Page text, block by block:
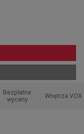
Bezpłatne
wyceny
Wnętrza VOX